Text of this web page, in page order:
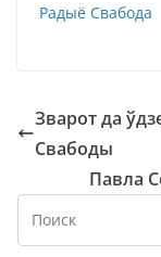
Радыё Свабода
Зварот да
Свабоды
Павла